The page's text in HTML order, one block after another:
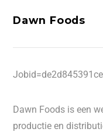
Dawn Foods
Dawn Foods is een
productie en